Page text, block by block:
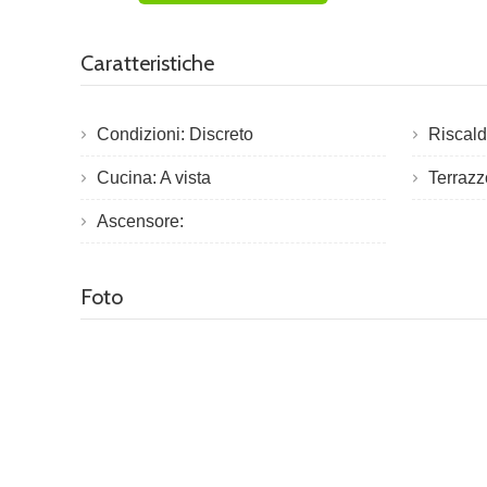
Caratteristiche
Condizioni: Discreto
Cucina: A vista
Ascensore:
Foto